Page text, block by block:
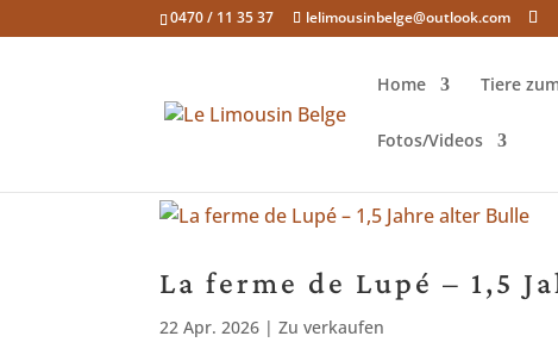
0470 / 11 35 37 lelimousinbelge@outlook.com
Home Tiere
Fotos/Videos
La ferme de Lupé – 1,5
22 Apr. 2026 |Zu verkaufen